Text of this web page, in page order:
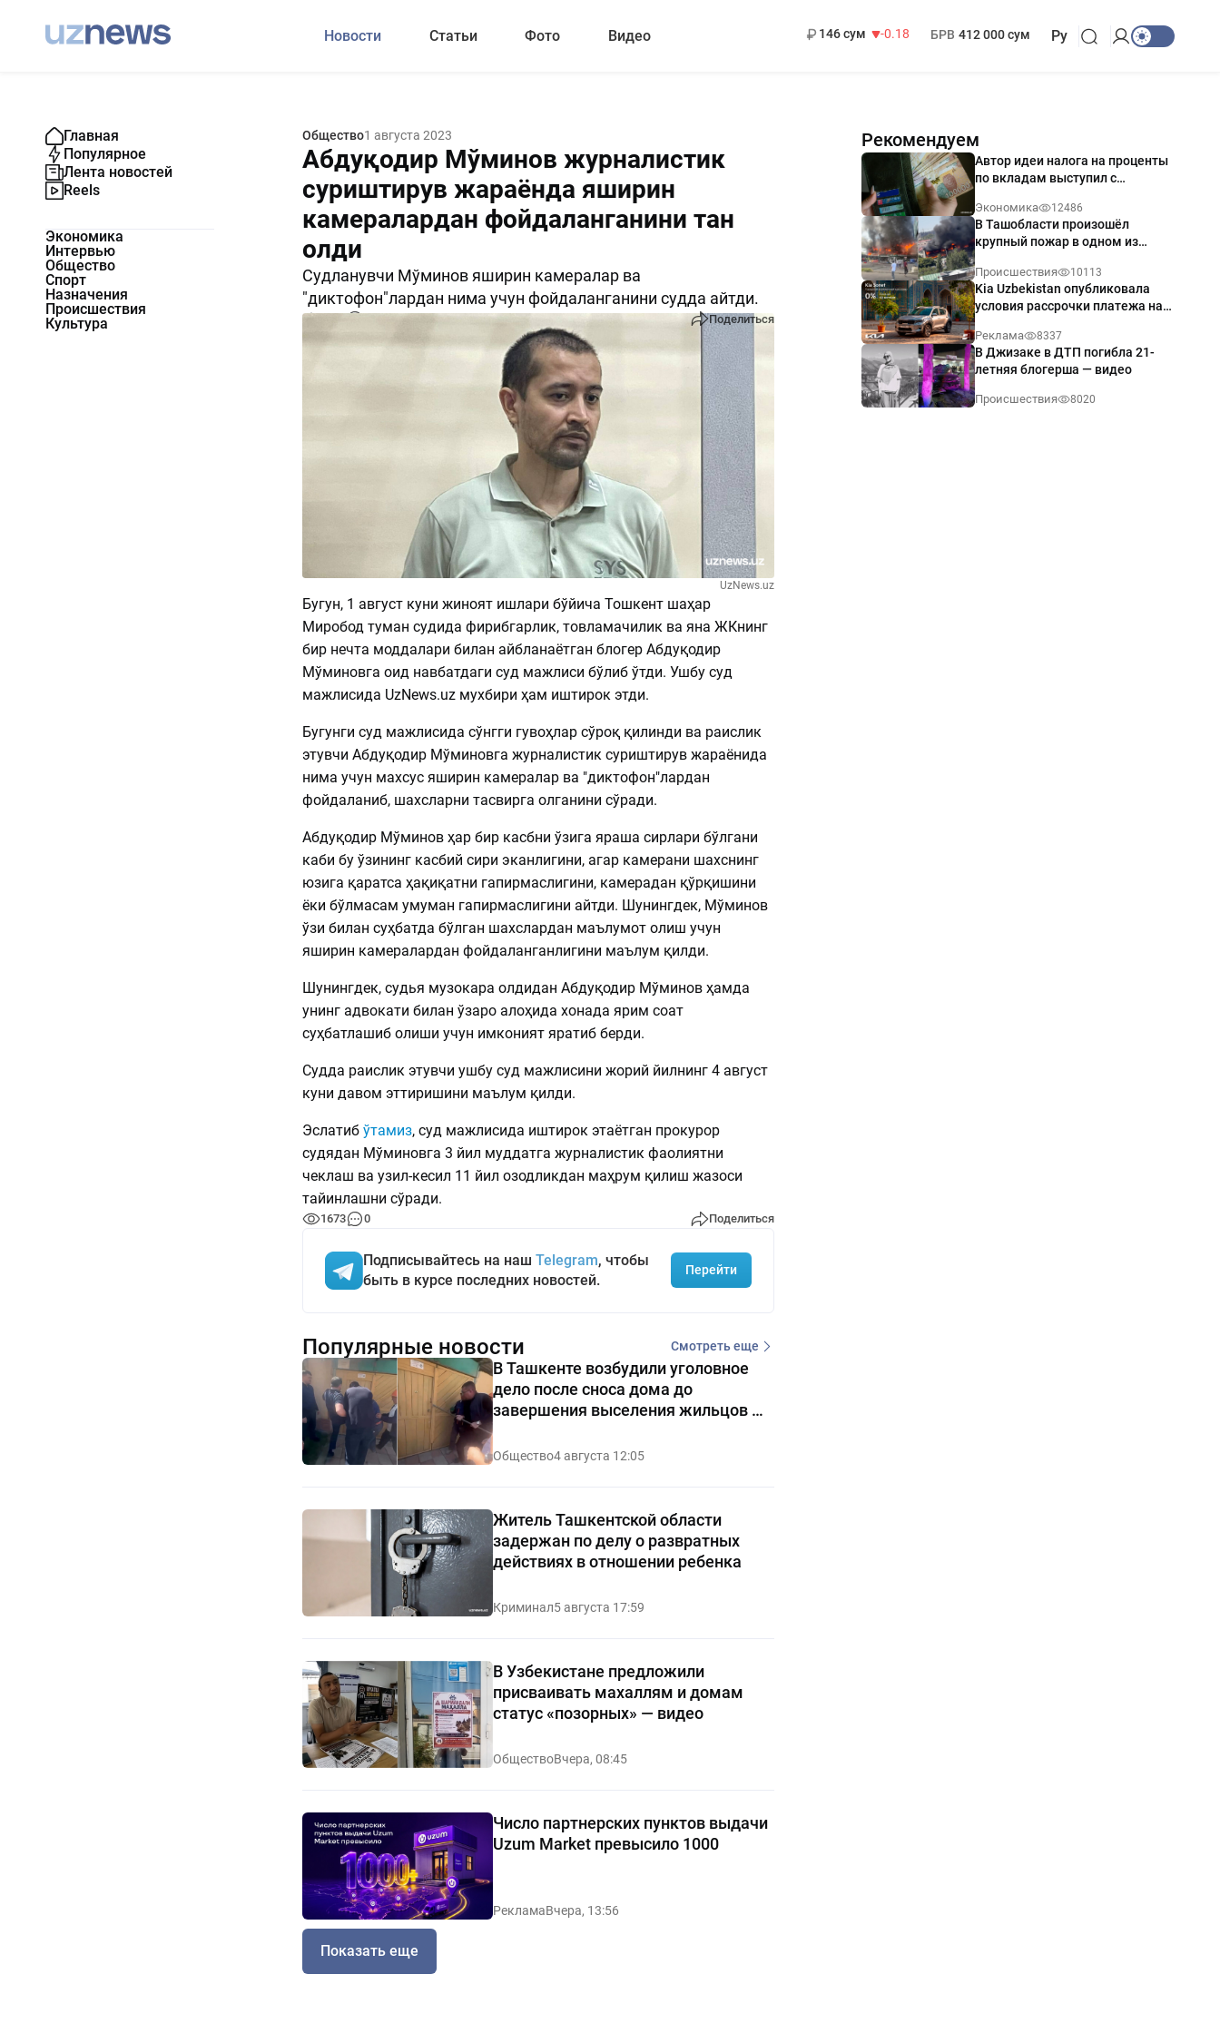
Новости Статьи Фото Видео
146 сум
-0.18
БРВ 412 000 сум Ру
Главная
Популярное
Лента новостей
Reels
Экономика
Интервью
Общество
Спорт
Назначения
Происшествия
Культура
Общество1 августа 2023
Абдуқодир Мўминов журналистик
суриштирув жараёнда яширин
камералардан фойдаланганини тан
олди
Судланувчи Мўминов яширин камералар ва
"диктофон"лардан нима учун фойдаланганини судда айтди.
Поделиться
UzNews.uz
Бугун, 1 август куни жиноят ишлари бўйича Тошкент шаҳар
Миробод туман судида фирибгарлик, товламачилик ва яна ЖКнинг
бир нечта моддалари билан айбланаётган блогер Абдуқодир
Мўминовга оид навбатдаги суд мажлиси бўлиб ўтди. Ушбу суд
мажлисида UzNews.uz мухбири ҳам иштирок этди.
Бугунги суд мажлисида сўнгги гувоҳлар сўроқ қилинди ва раислик
этувчи Абдуқодир Мўминовга журналистик суриштирув жараёнида
нима учун махсус яширин камералар ва "диктофон"лардан
фойдаланиб, шахсларни тасвирга олганини сўради.
Абдуқодир Мўминов ҳар бир касбни ўзига яраша сирлари бўлгани
каби бу ўзининг касбий сири эканлигини, агар камерани шахснинг
юзига қаратса ҳақиқатни гапирмаслигини, камерадан қўрқишини
ёки бўлмасам умуман гапирмаслигини айтди. Шунингдек, Мўминов
ўзи билан суҳбатда бўлган шахслардан маълумот олиш учун
яширин камералардан фойдаланганлигини маълум қилди.
Шунингдек, судья музокара олдидан Абдуқодир Мўминов ҳамда
унинг адвокати билан ўзаро алоҳида хонада ярим соат
суҳбатлашиб олиши учун имконият яратиб берди.
Судда раислик этувчи ушбу суд мажлисини жорий йилнинг 4 август
куни давом эттиришини маълум қилди.
Эслатиб ўтамиз, суд мажлисида иштирок этаётган прокурор
судядан Мўминовга 3 йил муддатга журналистик фаолиятни
чеклаш ва узил-кесил 11 йил озодликдан маҳрум қилиш жазоси
тайинлашни сўради.
1673 0 Поделиться
Подписывайтесь на наш Telegram, чтобы
быть в курсе последних новостей.
Перейти
Рекомендуем
Автор идеи налога на проценты
по вкладам выступил с
Экономика 12486
В Ташобласти произошёл
крупный пожар в одном из
Происшествия 10113
Kia Uzbekistan опубликовала
условия рассрочки платежа на
годовых
Реклама 8337
В Джизаке в ДТП погибла 21-
летняя блогерша — видео
Происшествия 8020
Популярные новости Смотреть еще
В Ташкенте возбудили уголовное
дело после сноса дома до
завершения выселения жильцов —
видео
Общество4 августа 12:05
Житель Ташкентской области
задержан по делу о развратных
действиях в отношении ребенка
Криминал5 августа 17:59
В Узбекистане предложили
присваивать махаллям и домам
статус «позорных» — видео
ОбществоВчера, 08:45
Число партнерских пунктов выдачи
Uzum Market превысило 1000
РекламаВчера, 13:56
Показать еще